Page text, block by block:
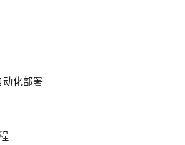
使用量已达20亿
静态IP地址配置
异以及各自的优点有哪些？
化部署